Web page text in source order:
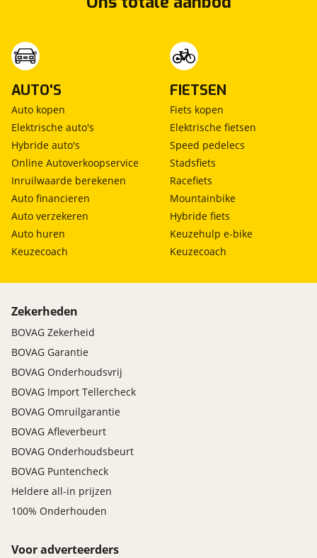
AUTO'S
Auto kopen
Elektrische auto's
Hybride auto's
Online Autoverkoopservice
Inruilwaarde berekenen
Auto financieren
Auto verzekeren
Auto huren
Keuzecoach
FIETSEN
Fiets kopen
Elektrische fietsen
Speed pedelecs
Stadsfiets
Racefiets
Mountainbike
Hybride fiets
Keuzehulp e-bike
Keuzecoach
Zekerheden
BOVAG Zekerheid
BOVAG Garantie
BOVAG Onderhoudsvrij
BOVAG Import Tellercheck
BOVAG Omruilgarantie
BOVAG Afleverbeurt
BOVAG Onderhoudsbeurt
BOVAG Puntencheck
Heldere all-in prijzen
100% Onderhouden
Voor adverteerders